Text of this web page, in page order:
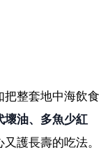
把整套地中海飲食
壞油、多魚少紅
護長壽的吃法。